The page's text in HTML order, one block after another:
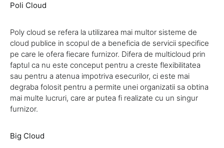
Poli Cloud
Poly cloud se refera la utilizarea mai multor sisteme de
cloud publice in scopul de a beneficia de servicii specifice
pe care le ofera fiecare furnizor. Difera de multicloud prin
faptul ca nu este conceput pentru a creste flexibilitatea
sau pentru a atenua impotriva esecurilor, ci este mai
degraba folosit pentru a permite unei organizatii sa obtina
mai multe lucruri, care ar putea fi realizate cu un singur
furnizor.
Big Cloud